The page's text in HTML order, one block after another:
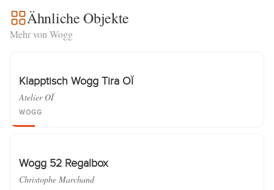
Ähnliche Objekte
Mehr von Wogg
Klapptisch Wogg Tira OÏ
Atelier OÏ
WOGG
Wogg 52 Regalbox
Christophe Marchand